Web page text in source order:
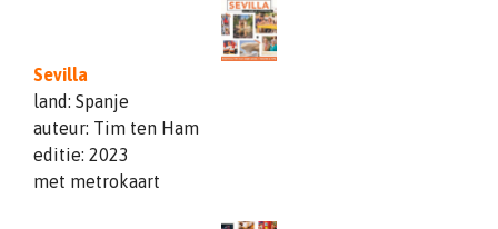
Sevilla
land: Spanje
auteur: Tim ten Ham
editie: 2023
met metrokaart